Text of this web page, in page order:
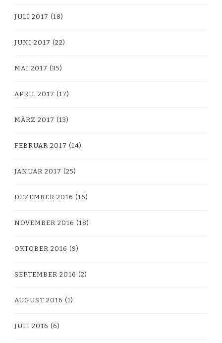
JULI 2017 (18)
JUNI 2017 (22)
MAI 2017 (35)
APRIL 2017 (17)
MÄRZ 2017 (13)
FEBRUAR 2017 (14)
JANUAR 2017 (25)
DEZEMBER 2016 (16)
NOVEMBER 2016 (18)
OKTOBER 2016 (9)
SEPTEMBER 2016 (2)
AUGUST 2016 (1)
JULI 2016 (6)